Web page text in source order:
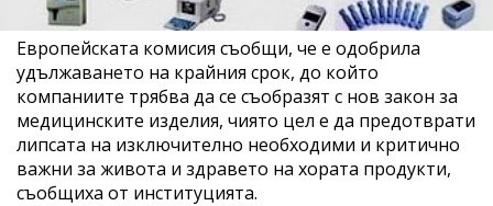
Eвропейската комисия съобщи, че е одобрила
удължаването на крайния срок, до който
компаниите трябва да се съобразят с нов закон за
медицинските изделия, чиято цел е да предотврати
липсата на изключително необходими и критично
важни за живота и здравето на хората продукти,
съобщиха от институцията.